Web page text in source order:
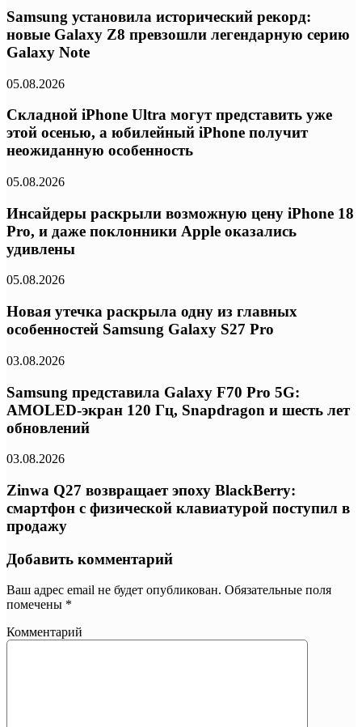
Samsung установила исторический рекорд:
новые Galaxy Z8 превзошли легендарную серию
Galaxy Note
05.08.2026
Складной iPhone Ultra могут представить уже
этой осенью, а юбилейный iPhone получит
неожиданную особенность
05.08.2026
Инсайдеры раскрыли возможную цену iPhone 18
Pro, и даже поклонники Apple оказались
удивлены
05.08.2026
Новая утечка раскрыла одну из главных
особенностей Samsung Galaxy S27 Pro
03.08.2026
Samsung представила Galaxy F70 Pro 5G:
AMOLED-экран 120 Гц, Snapdragon и шесть лет
обновлений
03.08.2026
Zinwa Q27 возвращает эпоху BlackBerry:
смартфон с физической клавиатурой поступил в
продажу
Добавить комментарий
Ваш адрес email не будет опубликован. Обязательные поля
помечены *
Комментарий